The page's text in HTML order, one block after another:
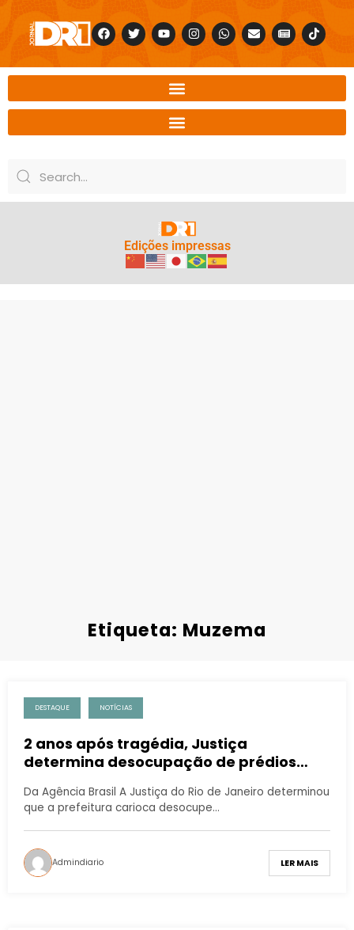
Edições impressas
Etiqueta: Muzema
DESTAQUE NOTÍCIAS
2 anos após tragédia, Justiça
determina desocupação de prédios
Da Agência Brasil A Justiça do Rio de Janeiro determinou
que a prefeitura carioca desocupe…
Admindiario LER MAIS